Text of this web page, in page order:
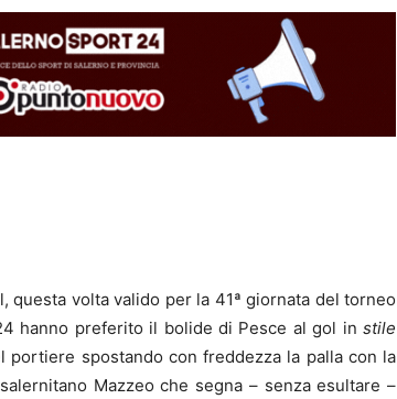
volta valido per la 41ª giornata del torneo
hanno preferito il bolide di Pesce al gol in stile
portiere spostando con freddezza la palla con la
Mazzeo che segna – senza esultare –